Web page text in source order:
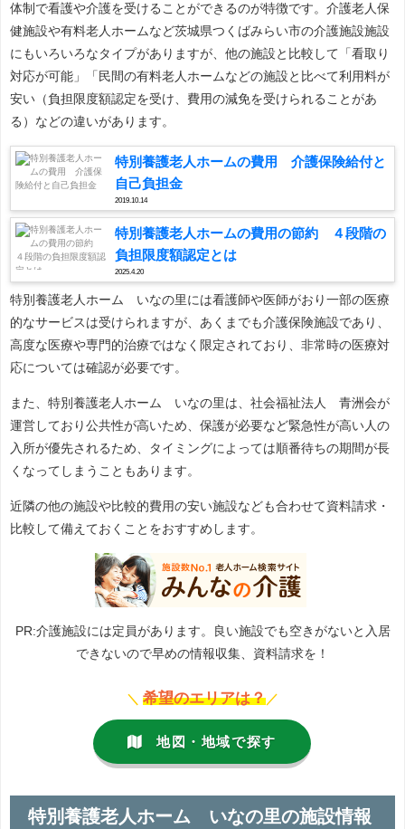
体制で看護や介護を受けることができるのが特徴です。介護老人保
健施設や有料老人ホームなど茨城県つくばみらい市の介護施設施設
にもいろいろなタイプがありますが、他の施設と比較して「看取り
対応が可能」「民間の有料老人ホームなどの施設と比べて利用料が
安い（負担限度額認定を受け、費用の減免を受けられることがあ
る）などの違いがあります。
特別養護老人ホームの費用 介護保険給付と
自己負担金
2019.10.14
特別養護老人ホームの費用の節約 ４段階の
負担限度額認定とは
2025.4.20
特別養護老人ホーム いなの里には看護師や医師がおり一部の医療
的なサービスは受けられますが、あくまでも介護保険施設であり、
高度な医療や専門的治療ではなく限定されており、非常時の医療対
応については確認が必要です。
また、特別養護老人ホーム いなの里は、社会福祉法人 青洲会が
運営しており公共性が高いため、保護が必要など緊急性が高い人の
入所が優先されるため、タイミングによっては順番待ちの期間が長
くなってしまうこともあります。
近隣の他の施設や比較的費用の安い施設なども合わせて資料請求・
比較して備えておくことをおすすめします。
PR:介護施設には定員があります。良い施設でも空きがないと入居
できないので早めの情報収集、資料請求を！
＼ 希望のエリアは？ ／
地図・地域で探す
特別養護老人ホーム いなの里の施設情報